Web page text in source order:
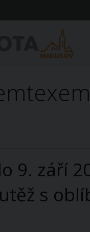
9. září
s